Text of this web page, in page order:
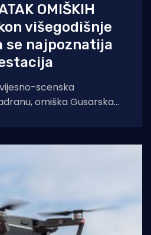
OMIŠKIH
višegodišnje
se najpoznatija
scenska
omiška Gusarska